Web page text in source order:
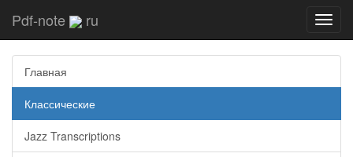
Pdf-note ru
Главная
Классические
Jazz Transcriptions